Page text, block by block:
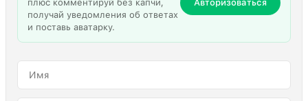
плюс комментируй без капчи,
получай уведомления об ответах
и поставь аватарку.
Авторизоваться